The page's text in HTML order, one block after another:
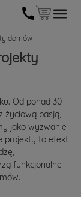
domów
Od ponad 30
życiową pasją,
jako wyzwanie
projekty to efekt
funkcjonalne i